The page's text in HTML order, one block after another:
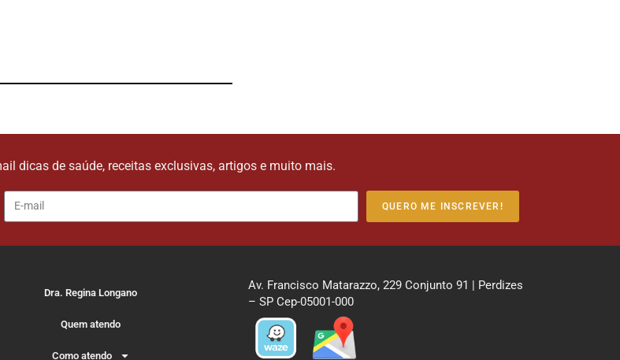
dicas de saúde, receitas exclusivas, artigos e muito mais.
QUERO ME INSCREVER!
Dra. Regina Longano
Quem atendo
Como atendo
Av. Francisco Matarazzo, 229 Conjunto 91 | Perdizes
– SP Cep-05001-000